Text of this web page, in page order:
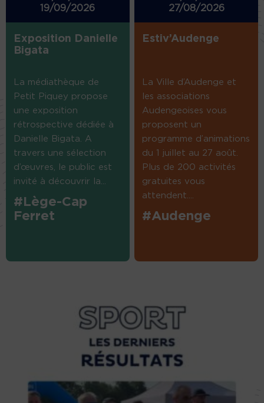
19/09/2026
Exposition Danielle
Bigata
La médiathèque de
Petit Piquey propose
une exposition
rétrospective dédiée à
Danielle Bigata. A
travers une sélection
d’œuvres, le public est
invité à découvrir la...
#Lège-Cap
Ferret
27/08/2026
Estiv’Audenge
La Ville d’Audenge et
les associations
Audengeoises vous
proposent un
programme d’animations
du 1 juillet au 27 août.
Plus de 200 activités
gratuites vous
attendent....
#Audenge